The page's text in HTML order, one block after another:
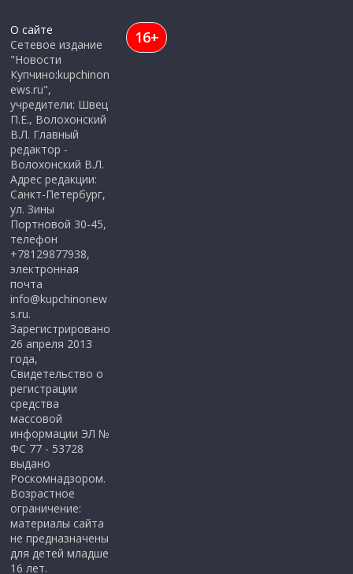
О сайте
Сетевое издание
"Новости
Купчино:kupchinon
ews.ru",
учредители: Швец
П.Е., Волохонский
В.Л. Главный
редактор -
Волохонский В.Л.
Адрес редакции:
Санкт-Петербург,
ул. Зины
Портновой 30-45,
телефон
+78129877938,
электронная
почта
info@kupchinonew
s.ru.
Зарегистрировано
26 апреля 2013
года,
Свидетельство о
регистрации
средства
массовой
информации ЭЛ №
ФС 77 - 53728
выдано
Роскомнадзором.
Возрастное
ограничение:
материалы сайта
не предназначены
для детей младше
16 лет.
16+